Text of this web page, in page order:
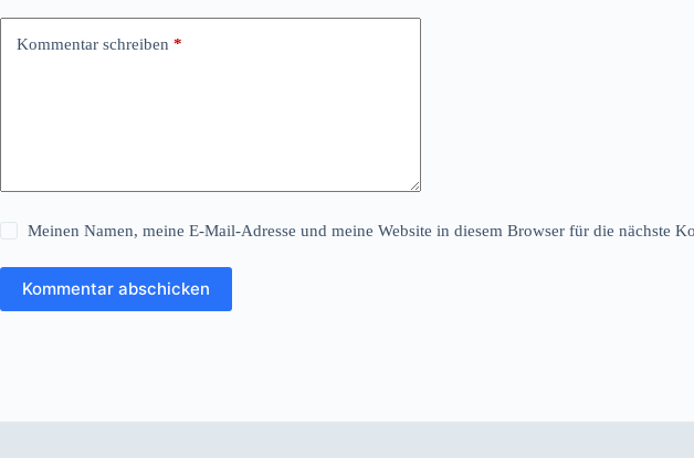
Kommentar schreiben *
Meinen Namen, meine E-Mail-Adresse und meine Website in diesem Browser für die nächste
Kommentar abschicken